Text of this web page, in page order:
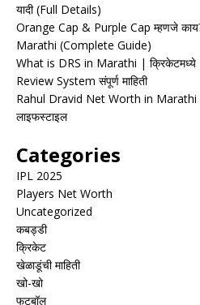
यादी (Full Details)
Orange Cap & Purple Cap म्हणजे
Marathi (Complete Guide)
What is DRS in Marathi |
Review System संपूर्ण माहिती
Rahul Dravid Net Worth in Marathi |
लाइफस्टाइल
Categories
IPL 2025
Players Net Worth
Uncategorized
कबड्डी
क्रिकेट
खेळाडूंची माहिती
खो-खो
फुटबॉल